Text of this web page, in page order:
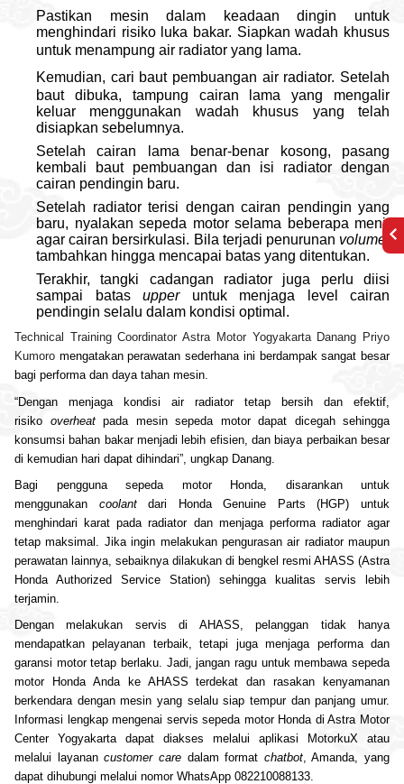
Pastikan mesin dalam keadaan dingin untuk
menghindari risiko luka bakar. Siapkan wadah khusus
untuk menampung air radiator yang lama.
Kemudian, cari baut pembuangan air radiator. Setelah
baut dibuka, tampung cairan lama yang mengalir
keluar menggunakan wadah khusus yang telah
disiapkan sebelumnya.
Setelah cairan lama benar-benar kosong, pasang
kembali baut pembuangan dan isi radiator dengan
cairan pendingin baru.
Setelah radiator terisi dengan cairan pendingin yang
baru, nyalakan sepeda motor selama beberapa menit
agar cairan bersirkulasi. Bila terjadi penurunan volume
tambahkan hingga mencapai batas yang ditentukan.
Terakhir, tangki cadangan radiator juga perlu diisi
sampai batas upper untuk menjaga level cairan
pendingin selalu dalam kondisi optimal.
Technical Training Coordinator Astra Motor Yogyakarta Danang Priyo
Kumoro mengatakan perawatan sederhana ini berdampak sangat besar
bagi performa dan daya tahan mesin.
“Dengan menjaga kondisi air radiatortetap bersih dan efektif,
risiko overheat pada mesin sepeda motor dapat dicegah sehingga
konsumsi bahan bakar menjadi lebih efisien, dan biaya perbaikan besar
di kemudian hari dapat dihindari”, ungkap Danang.
Bagi pengguna sepeda motor Honda, disarankan untuk
menggunakan coolantdari Honda Genuine Parts (HGP) untuk
menghindari karat pada radiator dan menjaga performa radiator agar
tetap maksimal. Jika ingin melakukan pengurasanair radiatormaupun
perawatan lainnya, sebaiknya dilakukan di bengkel resmi AHASS (Astra
Honda Authorized Service Station) sehingga kualitas servis lebih
terjamin.
Dengan melakukan servis di AHASS, pelanggan tidak hanya
mendapatkan pelayanan terbaik, tetapi juga menjaga performa dan
garansi motor tetap berlaku. Jadi, jangan ragu untuk membawa sepeda
motor Honda Anda ke AHASS terdekat dan rasakan kenyamanan
berkendara dengan mesin yang selalu siap tempur dan panjang umur.
Informasi lengkap mengenai servis sepeda motor Honda di Astra Motor
Center Yogyakarta dapat diakses melalui aplikasi MotorkuX atau
melalui layanancustomer caredalam format chatbot, Amanda, yang
dapat dihubungi melalui nomor WhatsApp 082210088133.